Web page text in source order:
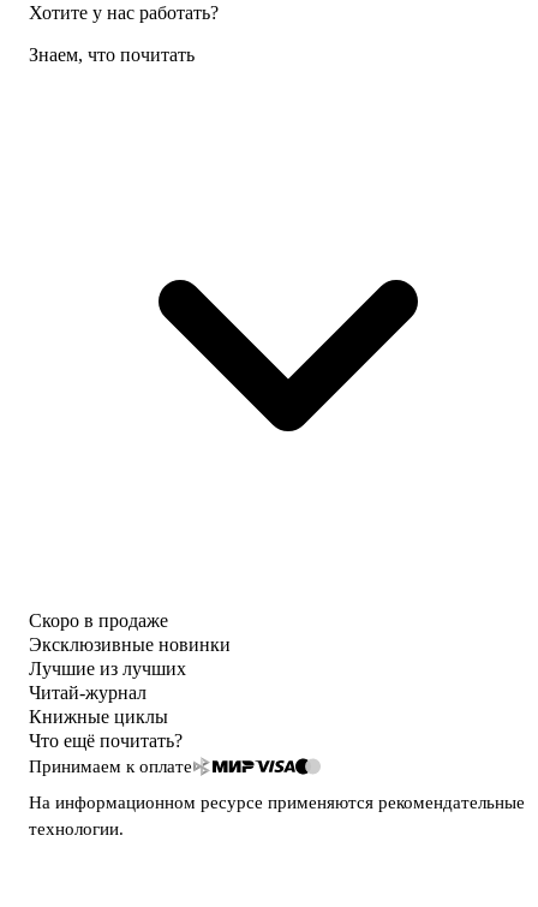
Хотите у нас работать?
Знаем, что почитать
Скоро в продаже
Эксклюзивные новинки
Лучшие из лучших
Читай-журнал
Книжные циклы
Что ещё почитать?
Принимаем к оплате
На информационном ресурсе применяются рекомендательные
технологии.